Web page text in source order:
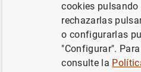
Datos mensuales de
entidades de crédito que
cookies pulsando
rechazarlas
o configurarlas
"Configurar".
consulte la